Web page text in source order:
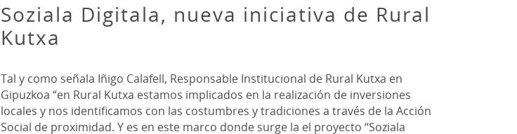
Soziala Digitala, nueva iniciativa de Rural
Kutxa
Tal y como señala Iñigo Calafell, Responsable Institucional de Rural Kutxa en
Gipuzkoa “en Rural Kutxa estamos implicados en la realización de inversiones
locales y nos identificamos con las costumbres y tradiciones a través de la Acción
Social de proximidad. Y es en este marco donde surge la el proyecto “Soziala